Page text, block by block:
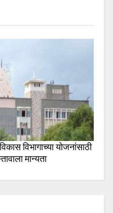
विभागाच्या योजनांसाठी
मान्यता